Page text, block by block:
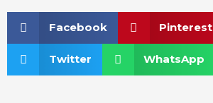
Facebook Pinterest
Twitter WhatsApp